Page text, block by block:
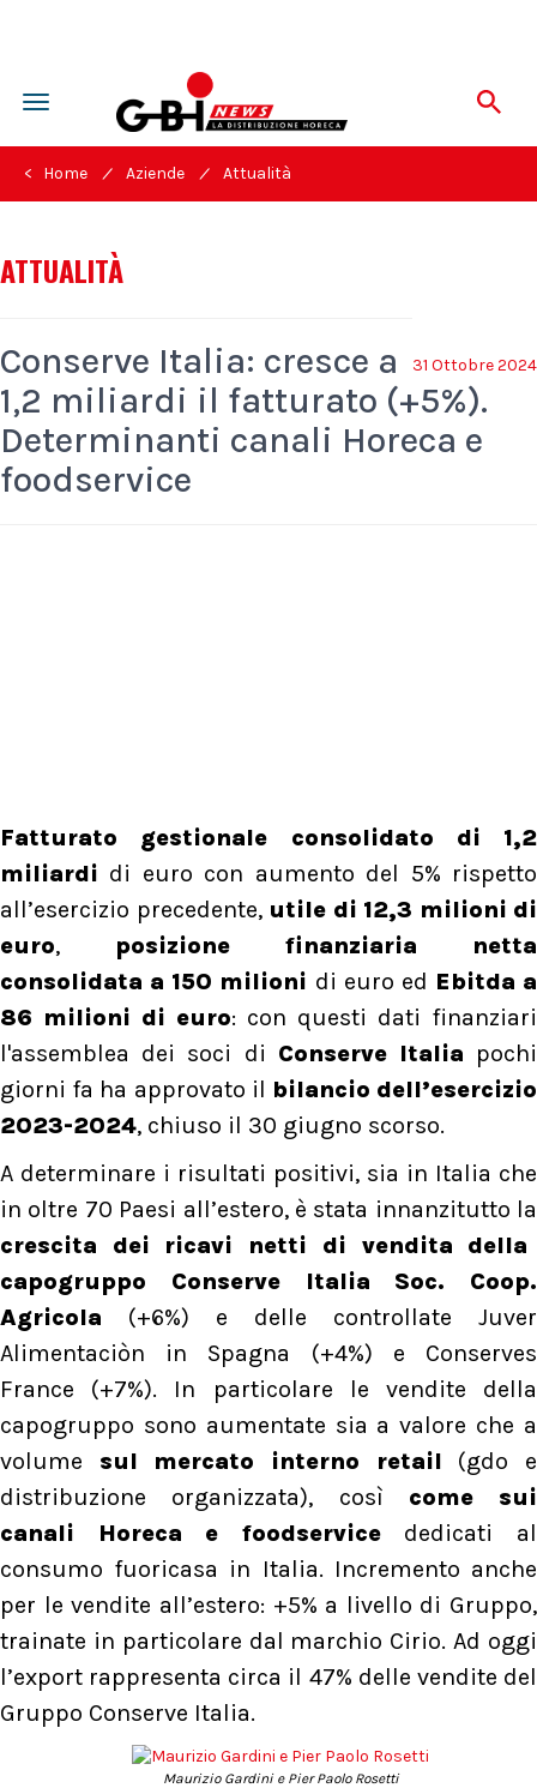
Toggle
navigation
< Home / Aziende / Attualità
ATTUALITÀ
31 Ottobre 2024
Conserve Italia: cresce a
1,2 miliardi il fatturato (+5%).
Determinanti canali Horeca e
foodservice
Fatturato gestionale consolidato di 1,2
miliardi di euro con aumento del 5% rispetto
all’esercizio precedente,utile di 12,3 milioni di
euro, posizione finanziaria netta
consolidata a 150 milioni di euro ed Ebitda a
86 milioni di euro: con questi dati finanziari
l'assemblea dei soci di Conserve Italia pochi
giorni fa ha approvato il bilancio dell’esercizio
2023-2024, chiuso il 30 giugno scorso.
A determinare i risultati positivi, sia in Italia che
in oltre 70 Paesi all’estero, è stata innanzitutto la
crescita dei ricavi netti di vendita della
capogruppo Conserve Italia Soc. Coop.
Agricola (+6%) e delle controllate Juver
Alimentaciòn in Spagna (+4%) e Conserves
France (+7%). In particolare le vendite della
capogruppo sono aumentate sia a valore che a
volume sul mercato interno retail (gdo e
distribuzione organizzata), così come sui
canali Horeca e foodservicededicati al
consumo fuoricasa in Italia. Incremento anche
per le vendite all’estero: +5% a livello di Gruppo,
trainate in particolare dal marchio Cirio. Ad oggi
l’export rappresenta circa il 47% delle vendite del
Gruppo Conserve Italia.
Maurizio Gardini e Pier Paolo Rosetti